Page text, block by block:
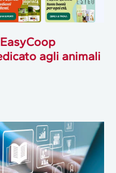
agli animali